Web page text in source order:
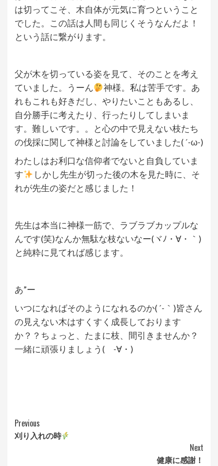
は切ってこそ、木自体が元気に育つということ
でした。この話は人間も同じくそうなんだよ！
という話に繋がります。
父が木を切っている姿を見て、そのことを考え
ていました。うーん
神様。私は苦手です。あ
れもこれも好きだし、やりたいこともあるし、
自分勝手に考えたり、行ったりしてしまいま
す。難しいです。。と心の中で見えない枝たち
の伐採に関して神様と討論をしていました( ´-ω-)
わたしはお利口な信仰者でないと自負していま
す
しかし先生が切った後の木を見た時に、そ
れが先生の姿だと感じました！
先生は本当に神様一筋で、ラブラブカップルな
んです(笑)なんか無駄な枝ないなー(ヾﾉ・∀・｀)
と純粋に見てれば感じます。
あ”ー
いつになればそのようになれるのか( ´-｀)皆さん
の見えない木はすくすく成長しております
か？？ちょっと、たまに枝、間引きませんか？
一緒に頑張りましょう( -∀・)
Continue
Reading
Previous
刈り入れの時
Next
健康に感謝！